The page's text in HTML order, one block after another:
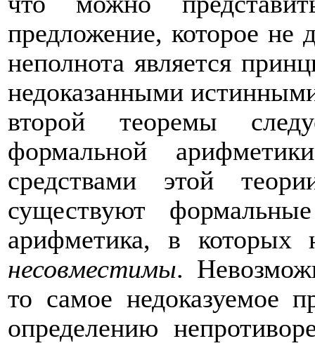
предложение, которое не
неполнота является
недоказанными
второй теоремы
формальной
средствами этой
существуют
арифметика, в которых
несовместимы.
то самое недоказуемое
определению